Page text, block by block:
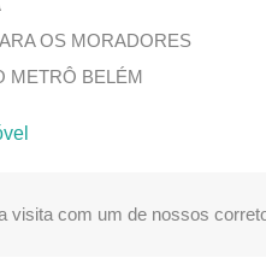
OS MORADORES
METRÔ BELÉM
visita com um de nossos